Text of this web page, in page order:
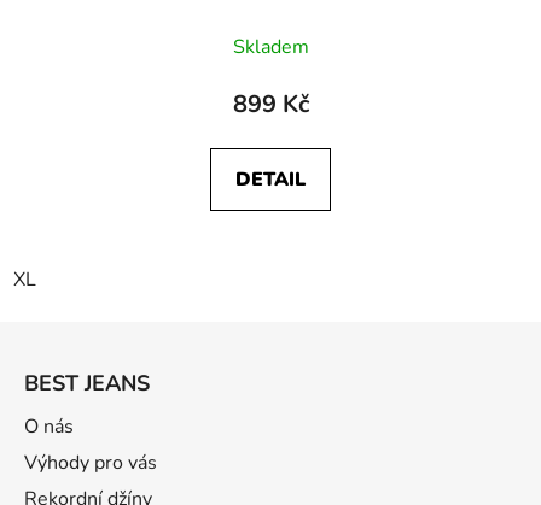
Skladem
899 Kč
DETAIL
XL
BEST JEANS
O nás
Výhody pro vás
Rekordní džíny